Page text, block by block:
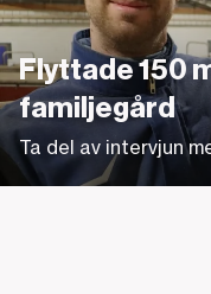
Flyttade 150
familjegård
Ta del av intervjun